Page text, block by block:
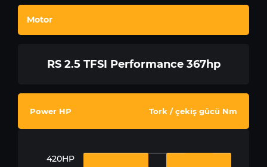
Motor
RS 2.5 TFSI Performance 367hp
Power HP Tork / çekiş gücü Nm
420HP